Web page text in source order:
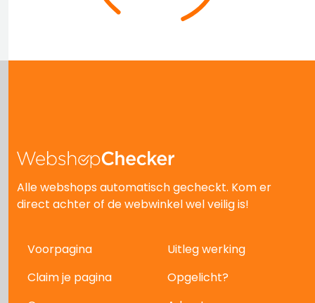
Alle webshops automatisch gecheckt. Kom er
direct achter of de webwinkel wel veilig is!
Voorpagina
Uitleg werking
Claim je pagina
Opgelicht?